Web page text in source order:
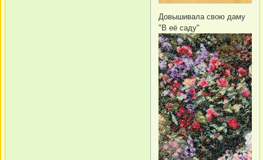
Довышивала свою даму
"В её саду"